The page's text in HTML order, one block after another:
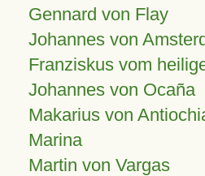
Gennard von Flay
Johannes von
Franziskus vom
Johannes von Ocaña
Makarius von
Marina
Martin von Vargas